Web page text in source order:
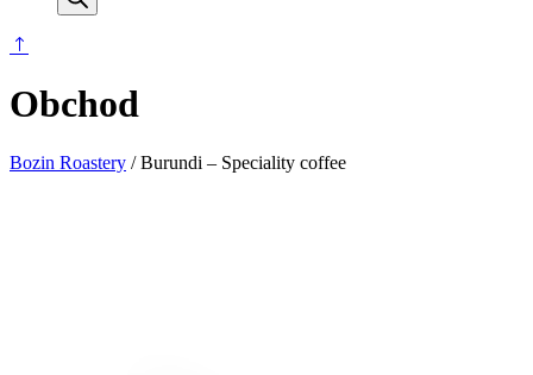
Obchod
Bozin Roastery /Burundi – Speciality coffee